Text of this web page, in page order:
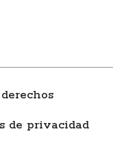
de privacidad